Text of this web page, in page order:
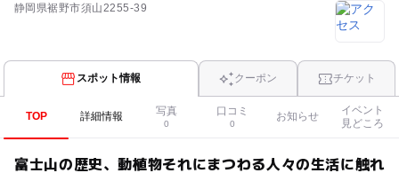
静岡県裾野市須山2255-39
スポット情報 クーポン チケット
TOP 詳細情報 写真
0
口コミ
0
お知らせ
イベント
見どころ
富士山の歴史、動植物それにまつわる人々の生活に触れ